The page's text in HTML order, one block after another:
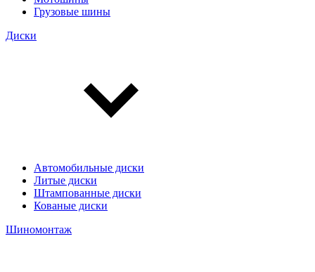
Грузовые шины
Диски
Автомобильные диски
Литые диски
Штампованные диски
Кованые диски
Шиномонтаж